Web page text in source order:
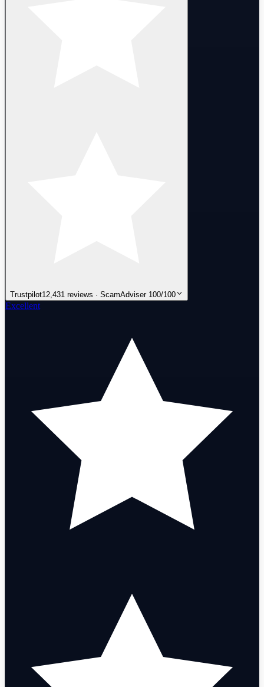
Trustpilot12,431 reviews · ScamAdviser 100/100
Excellent